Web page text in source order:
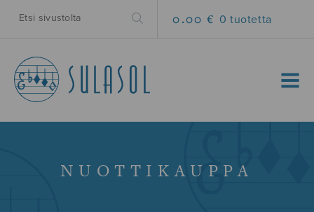
0.00 € 0 tuotetta
MENU
NUOTTIKAUPPA